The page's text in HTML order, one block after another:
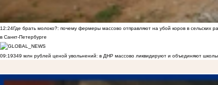
12:24Где брать молоко?: почему фермеры массово отправляют на убой коров в сельских
в Санкт-Петербурге
09:19349 млн рублей ценой увольнений: в ДНР массово ликвидируют и объединяют